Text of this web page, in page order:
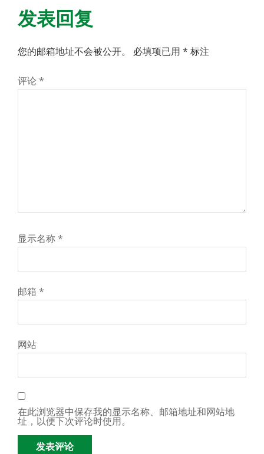
发表回复
您的邮箱地址不会被公开。 必填项已用 * 标注
评论 *
显示名称*
邮箱 *
网站
在此浏览器中保存我的显示名称、邮箱地址和网站地
址，以便下次评论时使用。